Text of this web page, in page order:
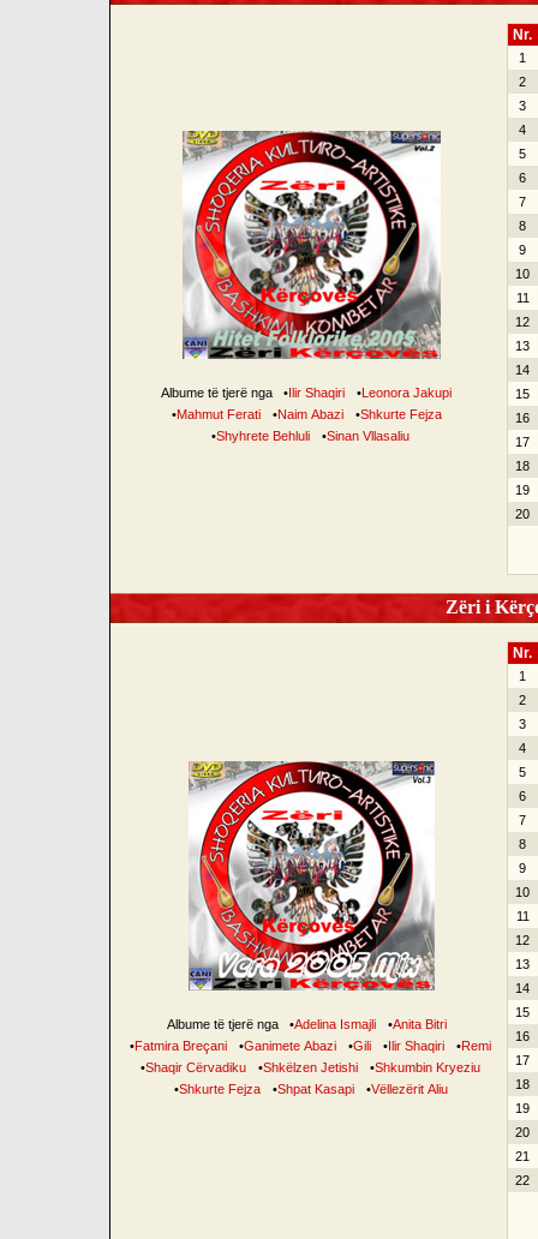
Albume të tjerë nga •Ilir Shaqiri •Leonora Jakupi
•Mahmut Ferati •Naim Abazi •Shkurte Fejza
•Shyhrete Behluli •Sinan Vllasaliu
Nr.
1
2
3
4
5
6
7
8
9
10
11
12
13
14
15
16
17
18
19
20
Zëri i
Albume të tjerë nga •Adelina Ismajli •Anita Bitri
•Fatmira Breçani •Ganimete Abazi •Gili •Ilir Shaqiri •Remi
•Shaqir Cërvadiku •Shkëlzen Jetishi •Shkumbin Kryeziu
•Shkurte Fejza •Shpat Kasapi •Vëllezërit Aliu
Nr.
1
2
3
4
5
6
7
8
9
10
11
12
13
14
15
16
17
18
19
20
21
22